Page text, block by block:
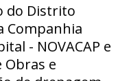
do Distrito
Companhia
- NOVACAP e
Obras e